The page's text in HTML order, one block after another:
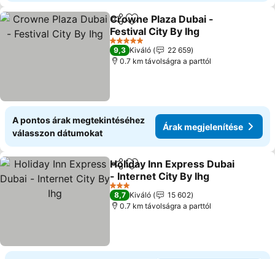
MegosztásHozzáadás a kedvencekhez
Crowne Plaza Dubai -
Festival City By Ihg
Árak megjelenítése
5 Kategória
9,3 Kiváló
22 659
0.7 km távolságra a parttól
A pontos árak megtekintéséhez
válasszon dátumokat
Árak megjelenítése
Megosztás
Hozzáadás a kedvencekhez
Holiday Inn Express Dubai
- Internet City By Ihg
Árak megjelenítése
3 Kategória
8,7 Kiváló
15 602
0.7 km távolságra a parttól